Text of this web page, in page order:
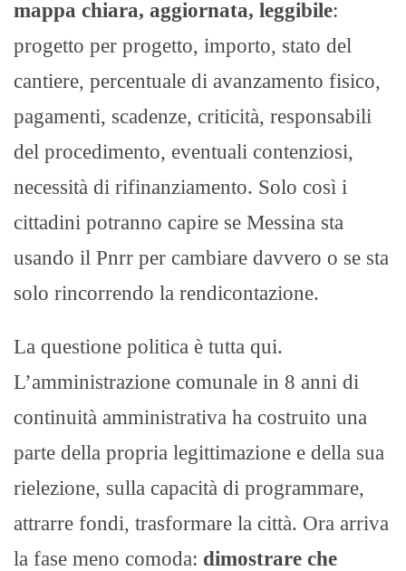
mappa chiara, aggiornata, leggibile:
progetto per progetto, importo, stato del
cantiere, percentuale di avanzamento fisico,
pagamenti, scadenze, criticità, responsabili
del procedimento, eventuali contenziosi,
necessità di rifinanziamento. Solo così i
cittadini potranno capire se Messina sta
usando il Pnrr per cambiare davvero o se sta
solo rincorrendo la rendicontazione.
La questione politica è tutta qui.
L’amministrazione comunale in 8 anni di
continuità amministrativa ha costruito una
parte della propria legittimazione e della sua
rielezione, sulla capacità di programmare,
attrarre fondi, trasformare la città. Ora arriva
la fase meno comoda: dimostrare che